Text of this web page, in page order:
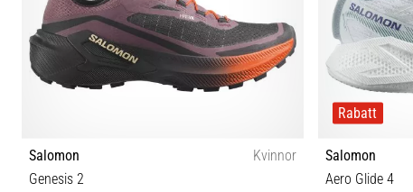
Salomon
Kvinnor
Genesis 2
Rabatt
Salomon
Aero Glide 4